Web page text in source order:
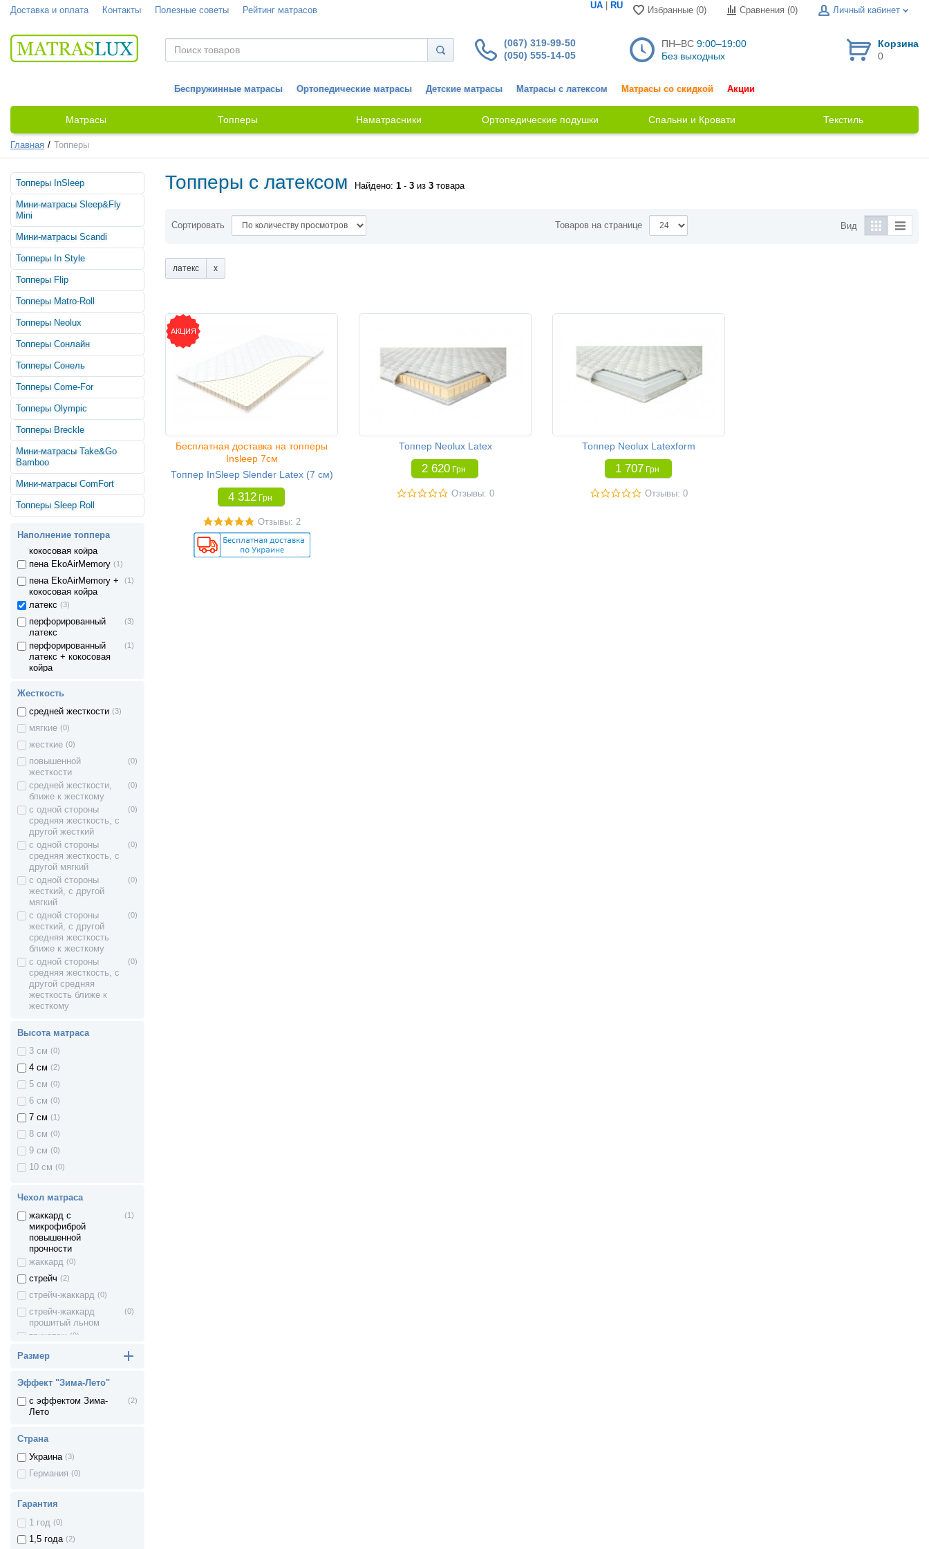
Доставка и оплата Контакты Полезные советы Рейтинг матрасов UA RU Избранные (0) Сравнения (0) Личный кабинет
(067) 319-99-50
(050) 555-14-05
ПН–ВС 9:00–19:00
Без выходных
Корзина
0
Беспружинные матрасы Ортопедические матрасы Детские матрасы Матрасы с латексом Матрасы со скидкой Акции
Матрасы Топперы Наматрасники Ортопедические подушки Спальни и Кровати Текстиль
Главная Топперы
Топперы InSleep
Мини-матрасы Sleep&Fly
Mini
Мини-матрасы Scandi
Топперы In Style
Топперы Flip
Топперы Matro-Roll
Топперы Neolux
Топперы Сонлайн
Топперы Сонель
Топперы Come-For
Топперы Olympic
Топперы Breckle
Мини-матрасы Take&Go
Bamboo
Мини-матрасы ComFort
Топперы Sleep Roll
Наполнение топпера
мемори (Memory)
мемори + кокосовая
койра
(2)
ортопедическая пена
Foam 7-zone effect
(2)
пена Foam 7-zone
effect + кокосовая
койра
пена Foam 7-zone
effect + мемори Foam
7-zone effect
ортопедическая пена
Ortoped Foam
ортопедическая пена
пена Visco Memory
пена Gelschaum
RG55
пена EkoAir (1)
пена EkoAir +
кокосовая койра
пена EkoAirMemory (1)
пена EkoAirMemory +
кокосовая койра
(1)
латекс (3)
перфорированный
латекс
(3)
перфорированный
латекс + кокосовая
койра
(1)
материал Softex
материал Softex
Bamboo
пенополиуретан +
кокосовая койра
пена Effect 5D
эласичная пена
Aerolat
пена Latex Foam (2)
пена Spring foam
пена Spring foam +
кокосовая койра
пена Spring foam +
жесткий войлок
(1)
термовойлок
морские водоросли +
кокосовая койра +
конский волос
(1)
Жесткость
средней жесткости (3)
мягкие (0)
жесткие (0)
повышенной
жесткости
(0)
средней жесткости,
ближе к жесткому
(0)
с одной стороны
средняя жесткость, с
другой жесткий
(0)
с одной стороны
средняя жесткость, с
другой мягкий
(0)
с одной стороны
жесткий, с другой
мягкий
(0)
с одной стороны
жесткий, с другой
средняя жесткость
ближе к жесткому
(0)
с одной стороны
средняя жесткость, с
другой средняя
жесткость ближе к
жесткому
(0)
Высота матраса
3 см (0)
4 см (2)
5 см (0)
6 см (0)
7 см (1)
8 см (0)
9 см (0)
10 см (0)
Чехол матраса
жаккард с
микрофиброй
повышенной
прочности
(1)
жаккард (0)
стрейч (2)
стрейч-жаккард (0)
стрейч-жаккард
прошитый льном
(0)
трикотаж (0)
хлопок
Nordic comfort (0)
ткань с волокнами
бамбука
(0)
Размер
Эффект "Зима-Лето"
с эффектом Зима-
Лето
(2)
Страна
Украина (3)
Германия (0)
Гарантия
1 год (0)
1,5 года (2)
Топперы с латексом Найдено: 1 - 3 из 3 товара
Сортировать Товаров на странице Вид
латекс
АКЦИЯ
Бесплатная доставка на топперы
Insleep 7см
Топпер InSleep Slender Latex (7 см)
4 312 Грн
Отзывы: 2
Топпер Neolux Latex
2 620 Грн
Отзывы: 0
Топпер Neolux Latexform
1 707 Грн
Отзывы: 0